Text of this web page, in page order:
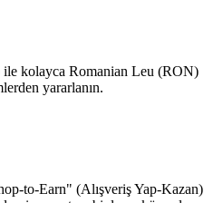
kolayca Romanian Leu (RON)
yararlanın.
to-Earn" (Alışveriş Yap-Kazan)